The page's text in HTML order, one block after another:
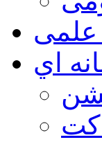
علمی
اي